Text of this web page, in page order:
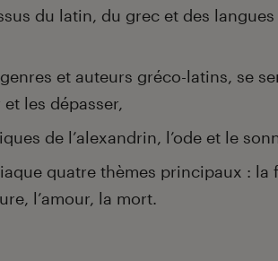
du latin, du grec et des langues
et auteurs gréco-latins, se
et les dépasser,
de l’alexandrin, l’ode et le
quatre thèmes principaux : la
l’amour, la mort.